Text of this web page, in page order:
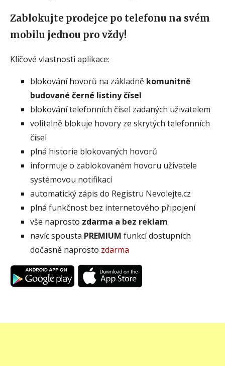
Zablokujte prodejce po telefonu na svém
mobilu jednou pro vždy!
Klíčové vlastnosti aplikace:
blokování hovorů na základně komunitně
budované černé listiny čísel
blokování telefonních čísel zadaných uživatelem
volitelně blokuje hovory ze skrytých telefonních
čísel
plná historie blokovaných hovorů
informuje o zablokovaném hovoru uživatele
systémovou notifikací
automatický zápis do Registru Nevolejte.cz
plná funkčnost bez internetového připojení
vše naprosto zdarma a bez reklam
navíc spousta PREMIUM funkcí dostupních
dočasně naprosto zdarma